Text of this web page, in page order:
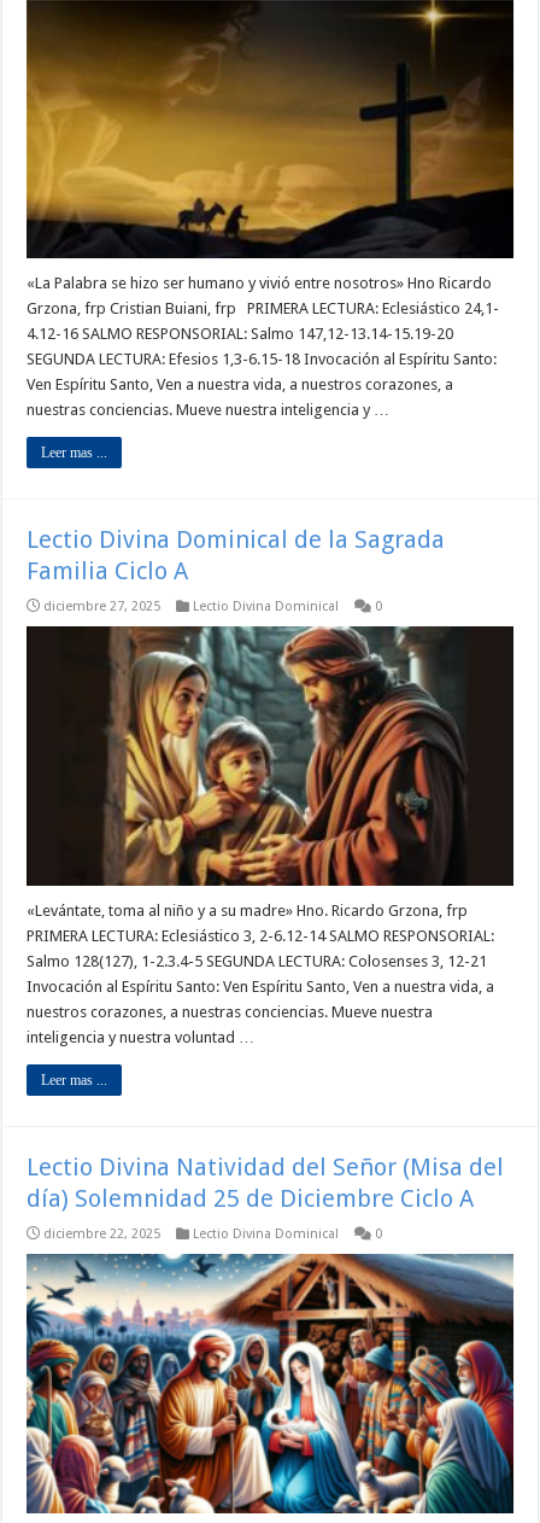
«La Palabra se hizo ser humano y vivió entre nosotros» Hno Ricardo
Grzona, frp Cristian Buiani, frp PRIMERA LECTURA: Eclesiástico 24,1-
4.12-16 SALMO RESPONSORIAL: Salmo 147,12-13.14-15.19-20
SEGUNDA LECTURA: Efesios 1,3-6.15-18 Invocación al Espíritu Santo:
Ven Espíritu Santo, Ven a nuestra vida, a nuestros corazones, a
nuestras conciencias. Mueve nuestra inteligencia y …
Leer mas ...
Lectio Divina Dominical de la Sagrada
Familia Ciclo A
diciembre 27, 2025 Lectio Divina Dominical 0
«Levántate, toma al niño y a su madre» Hno. Ricardo Grzona, frp
PRIMERA LECTURA: Eclesiástico 3, 2-6.12-14 SALMO RESPONSORIAL:
Salmo 128(127), 1-2.3.4-5 SEGUNDA LECTURA: Colosenses 3, 12-21
Invocación al Espíritu Santo: Ven Espíritu Santo, Ven a nuestra vida, a
nuestros corazones, a nuestras conciencias. Mueve nuestra
inteligencia y nuestra voluntad …
Leer mas ...
Lectio Divina Natividad del Señor (Misa del
día) Solemnidad 25 de Diciembre Ciclo A
diciembre 22, 2025 Lectio Divina Dominical 0